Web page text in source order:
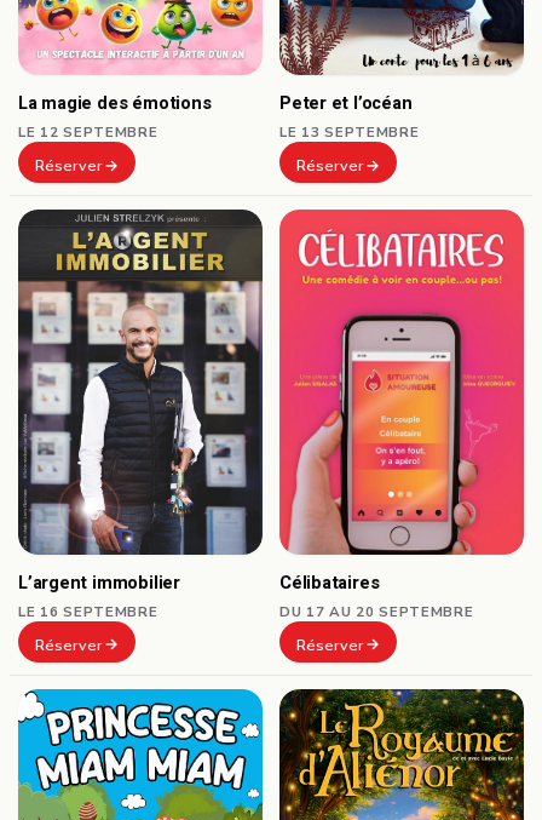
La magie des émotions
LE 12 SEPTEMBRE
Réserver
Peter et l’océan
LE 13 SEPTEMBRE
Réserver
L’argent immobilier
LE 16 SEPTEMBRE
Réserver
Célibataires
DU 17 AU 20 SEPTEMBRE
Réserver